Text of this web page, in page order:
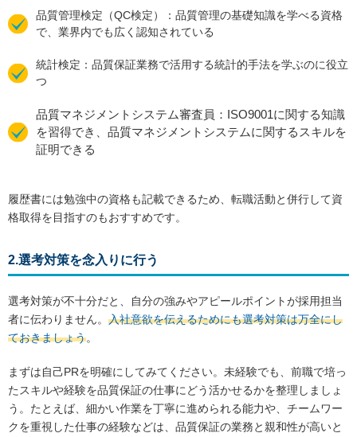
品質管理検定（QC検定）：品質管理の基礎知識を学べる資格
で、業界内でも広く認知されている
統計検定：品質保証業務で活用する統計的手法を学ぶのに役立
つ
品質マネジメントシステム審査員：ISO9001に関する知識
を習得でき、品質マネジメントシステムに関するスキルを
証明できる
履歴書には勉強中の資格も記載できるため、転職活動と併行して資
格取得を目指すのもおすすめです。
2.選考対策を念入りに行う
選考対策が不十分だと、自分の強みやアピールポイントが採用担当
者に伝わりません。 入社意欲を伝えるためにも選考対策は万全にし
ておきましょう。
まずは自己PRを明確にしてみてください。未経験でも、前職で培っ
たスキルや経験を品質保証の仕事にどう活かせるかを整理しましょ
う。たとえば、細かい作業を丁寧に進められる能力や、チームワー
クを重視した仕事の経験などは、品質保証の業務と親和性が高いと